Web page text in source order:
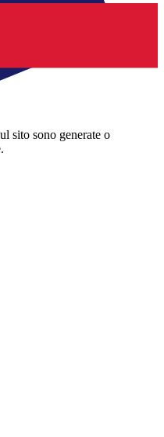
sito sono generate o